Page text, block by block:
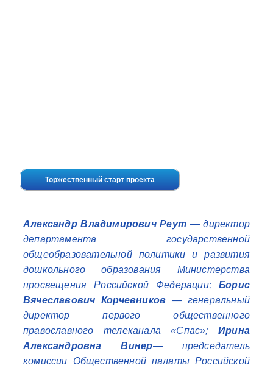
Торжественный старт проекта
Александр Владимирович Реут — директор
департамента государственной
общеобразовательной политики и развития
дошкольного образования Министерства
просвещения Российской Федерации; Борис
Вячеславович Корчевников — генеральный
директор первого общественного
православного телеканала «Спас»; Ирина
Александровна Винер— председатель
комиссии Общественной палаты Российской